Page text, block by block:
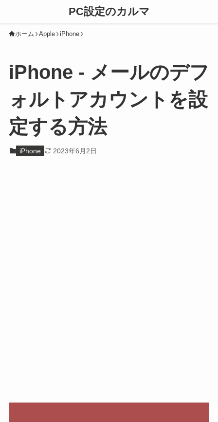
PC設定のカルマ
ホーム Apple iPhone
iPhone - メールのデフ
ォルトアカウントを設
定する方法
iPhone 2023年6月2日